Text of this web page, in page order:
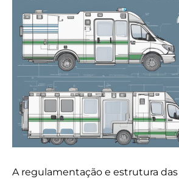
A regulamentação e estrutura